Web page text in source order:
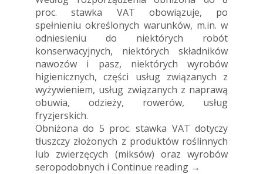
proc. stawka VAT obowiązuje, po
spełnieniu określonych warunków, m.in. w
odniesieniu do niektórych robót
konserwacyjnych, niektórych składników
nawozów i pasz, niektórych wyrobów
higienicznych, części usług związanych z
wyżywieniem, usług związanych z naprawą
obuwia, odzieży, rowerów, usług
fryzjerskich.
Obniżona do 5 proc. stawka VAT dotyczy
tłuszczy złożonych z produktów roślinnych
lub zwierzęcych (miksów) oraz wyrobów
seropodobnych i Continue reading →